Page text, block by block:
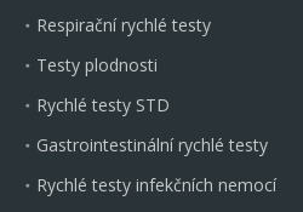
Respirační rychlé testy
Testy plodnosti
Rychlé testy STD
Gastrointestinální rychlé testy
Rychlé testy infekčních nemocí